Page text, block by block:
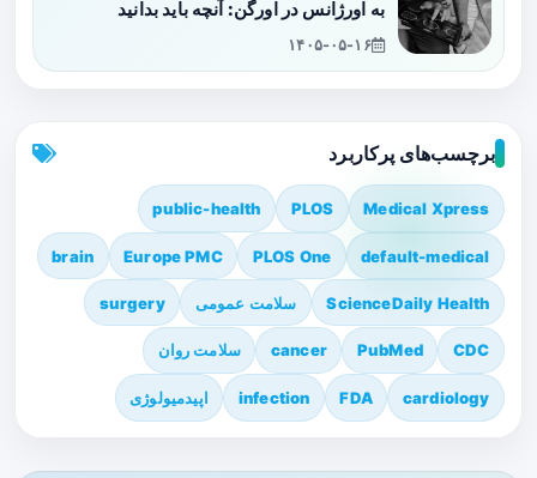
به اورژانس در اورگن: آنچه باید بدانید
۱۴۰۵-۰۵-۱۶
برچسب‌های پرکاربرد
Medical Xpress
PLOS
public-health
default-medical
PLOS One
Europe PMC
brain
ScienceDaily Health سلامت عمومی surgery
CDC
PubMed
cancer سلامت روان
cardiology
FDA
infection اپیدمیولوژی